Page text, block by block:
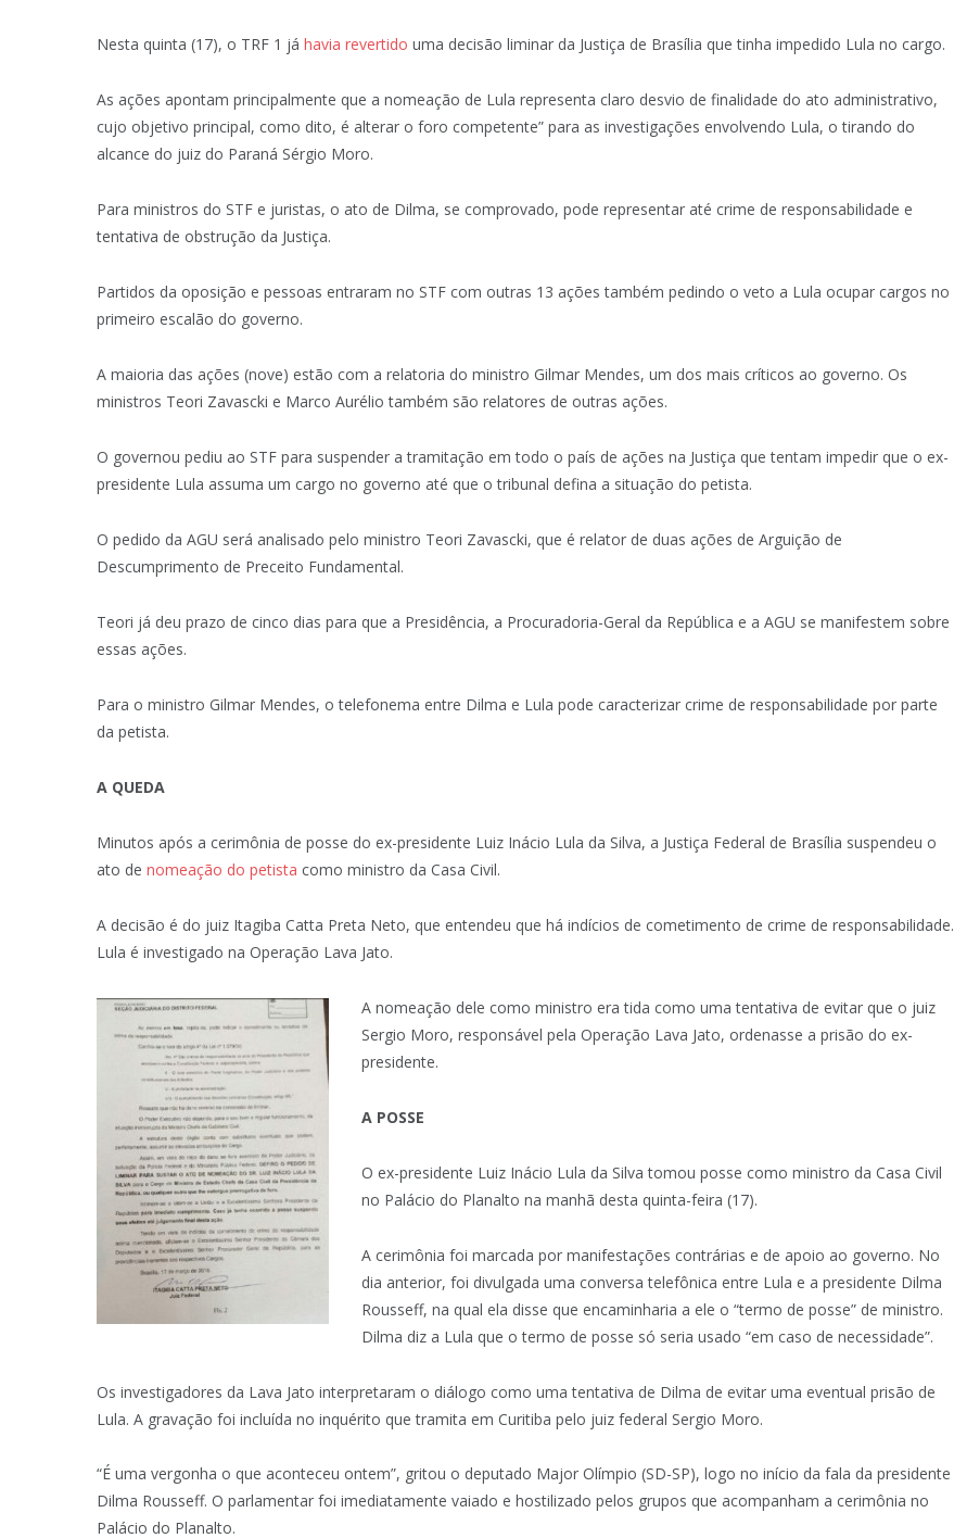
Nesta quinta (17), o TRF 1 já havia revertido uma decisão liminar da Justiça de Brasília que tinha impedido Lula no cargo.
As ações apontam principalmente que a nomeação de Lula representa claro desvio de finalidade do ato administrativo,
cujo objetivo principal, como dito, é alterar o foro competente” para as investigações envolvendo Lula, o tirando do
alcance do juiz do Paraná Sérgio Moro.
Para ministros do STF e juristas, o ato de Dilma, se comprovado, pode representar até crime de responsabilidade e
tentativa de obstrução da Justiça.
Partidos da oposição e pessoas entraram no STF com outras 13 ações também pedindo o veto a Lula ocupar cargos no
primeiro escalão do governo.
A maioria das ações (nove) estão com a relatoria do ministro Gilmar Mendes, um dos mais críticos ao governo. Os
ministros Teori Zavascki e Marco Aurélio também são relatores de outras ações.
O governou pediu ao STF para suspender a tramitação em todo o país de ações na Justiça que tentam impedir que o ex-
presidente Lula assuma um cargo no governo até que o tribunal defina a situação do petista.
O pedido da AGU será analisado pelo ministro Teori Zavascki, que é relator de duas ações de Arguição de
Descumprimento de Preceito Fundamental.
Teori já deu prazo de cinco dias para que a Presidência, a Procuradoria-Geral da República e a AGU se manifestem sobre
essas ações.
Para o ministro Gilmar Mendes, o telefonema entre Dilma e Lula pode caracterizar crime de responsabilidade por parte
da petista.
A QUEDA
Minutos após a cerimônia de posse do ex-presidente Luiz Inácio Lula da Silva, a Justiça Federal de Brasília suspendeu o
ato de nomeação do petista como ministro da Casa Civil.
A decisão é do juiz Itagiba Catta Preta Neto, que entendeu que há indícios de cometimento de crime de responsabilidade.
Lula é investigado na Operação Lava Jato.
A nomeação dele como ministro era tida como uma tentativa de evitar que o juiz
Sergio Moro, responsável pela Operação Lava Jato, ordenasse a prisão do ex-
presidente.
A POSSE
O ex-presidente Luiz Inácio Lula da Silva tomou posse como ministro da Casa Civil
no Palácio do Planalto na manhã desta quinta-feira (17).
A cerimônia foi marcada por manifestações contrárias e de apoio ao governo. No
dia anterior, foi divulgada uma conversa telefônica entre Lula e a presidente Dilma
Rousseff, na qual ela disse que encaminharia a ele o “termo de posse” de ministro.
Dilma diz a Lula que o termo de posse só seria usado “em caso de necessidade”.
Os investigadores da Lava Jato interpretaram o diálogo como uma tentativa de Dilma de evitar uma eventual prisão de
Lula. A gravação foi incluída no inquérito que tramita em Curitiba pelo juiz federal Sergio Moro.
“É uma vergonha o que aconteceu ontem”, gritou o deputado Major Olímpio (SD-SP), logo no início da fala da presidente
Dilma Rousseff. O parlamentar foi imediatamente vaiado e hostilizado pelos grupos que acompanham a cerimônia no
Palácio do Planalto.